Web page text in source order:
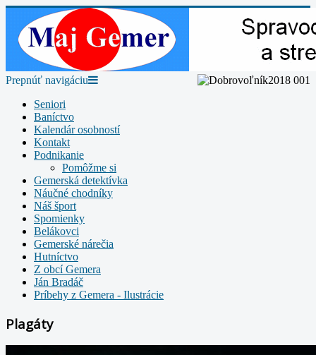
Prepnúť navigáciu
Seniori
Baníctvo
Kalendár osobností
Kontakt
Podnikanie
Pomôžme si
Gemerská detektívka
Náučné chodníky
Náš šport
Spomienky
Belákovci
Gemerské nárečia
Hutníctvo
Z obcí Gemera
Ján Bradáč
Príbehy z Gemera - Ilustrácie
Plagáty